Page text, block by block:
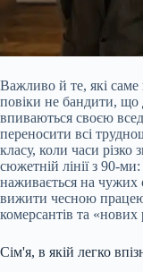
Важливо й те, які саме
повіки не бандити, що
впиваються своєю
переносити всі
класу, коли часи
сюжетній лінії з 90-
наживається на чужих
вижити чесною
комерсантів та «нових
Сім'я, в якій легко